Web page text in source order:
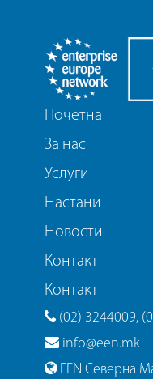
Почетна
За нас
Услуги
Настани
Новости
Контакт
Контакт
(02) 3244009,
info@een.mk
EEN Северна